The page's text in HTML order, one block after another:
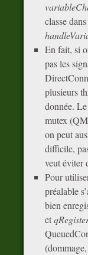
classe
En fait, si
pas les
plusieurs
donnée.
mutex
on peut
difficile,
veut éviter
Pour
préalable
bien
et